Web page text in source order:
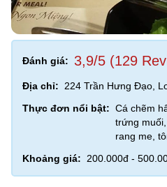
Đánh giá: 3,9/5 (129
Địa chỉ:
224 Trần Hưng Đạo,
Thực đơn nổi bật: Cá chẽm
trứng
rang me,
Khoảng giá:
200.000đ -